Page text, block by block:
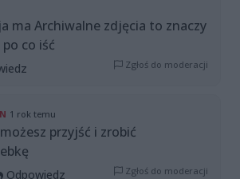
ma Archiwalne zdjęcia to znaczy
co iść
Zgłoś do moderacji
1 rok temu
przyjść i zrobić
Odpowiedz Zgłoś do moderacji